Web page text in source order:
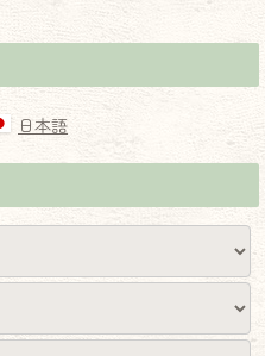
日本語